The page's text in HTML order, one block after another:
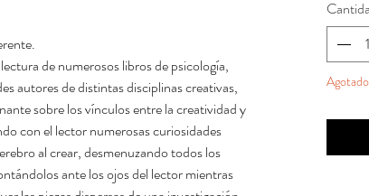
de numerosos libros de psicología,
autores de distintas disciplinas creativas,
sobre los vínculos entre la creatividad y
con el lector numerosas curiosidades
al crear, desmenuzando todos los
ante los ojos del lector mientras
Agotado